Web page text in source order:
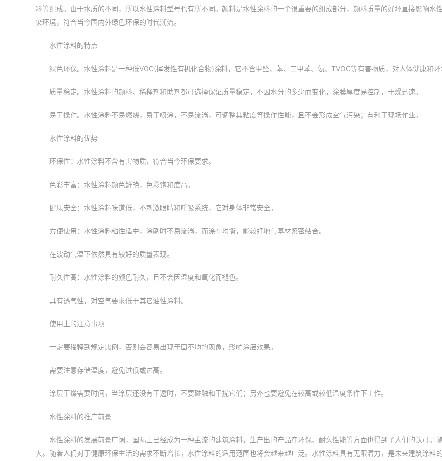
料等组成。由于水质的不同，所以水性涂料型号也有所不同。颜料是水性涂料的一个很重要的组成部分，颜料质量的好坏直接影响水
染环境，符合当今国内外绿色环保的时代潮流。
水性涂料的特点
绿色环保。水性涂料是一种低VOC(挥发性有机化合物)涂料，它不含甲醛、苯、二甲苯、氨、TVOC等有害物质，对人体健康和环
质量稳定。水性涂料的颜料、稀释剂和助剂都可选择保证质量稳定，不因水分的多少而变化，涂膜厚度易控制，干燥迅速。
易于操作。水性涂料不易燃烧，易于喷涂，不易流淌，可调整其粘度等操作性能，且不会形成空气污染；有利于现场作业。
水性涂料的优势
环保性：水性涂料不含有害物质，符合当今环保要求。
色彩丰富：水性涂料颜色鲜艳，色彩饱和度高。
健康安全：水性涂料味道低，不刺激眼睛和呼吸系统，它对身体非常安全。
方便使用：水性涂料粘性适中，涂刷时不易流淌，而涂布均衡，能较好地与基材紧密结合。
在波动气温下依然具有较好的质量表现。
耐久性高：水性涂料的颜色耐久，且不会因湿度和氧化而褪色。
具有透气性，对空气要求低于其它油性涂料。
使用上的注意事项
一定要稀释到规定比例，否则会容易出现干固不均的现象，影响涂层效果。
需要注意存储温度，避免过低或过高。
涂层干燥需要时间，当涂层还没有干透时，不要碰触和干扰它们；另外也要避免在较高或较低温度条件下工作。
水性涂料的推广前景
水性涂料的发展前景广阔，国际上已经成为一种主流的建筑涂料，生产出的产品在环保、耐久性能等方面也得到了人们的认可。
大。随着人们对于健康环保生活的需求不断增长，水性涂料的适用范围也将会越来越广泛。水性涂料具有无限潜力，是未来建筑涂料